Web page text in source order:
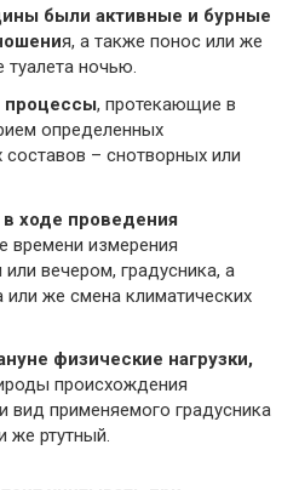
были активные и бурные
я, а также понос или же
ночью.
процессы, протекающие в
определенных
– снотворных или
ходе проведения
времени измерения
вечером, градусника, а
или же смена климатических
физические нагрузки,
происхождения
вид применяемого градусника
же ртутный.